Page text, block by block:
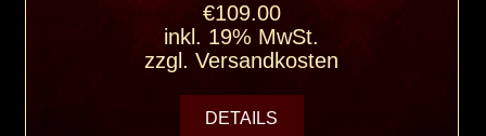
€109.00
inkl. 19% MwSt.
zzgl.Versandkosten
DETAILS